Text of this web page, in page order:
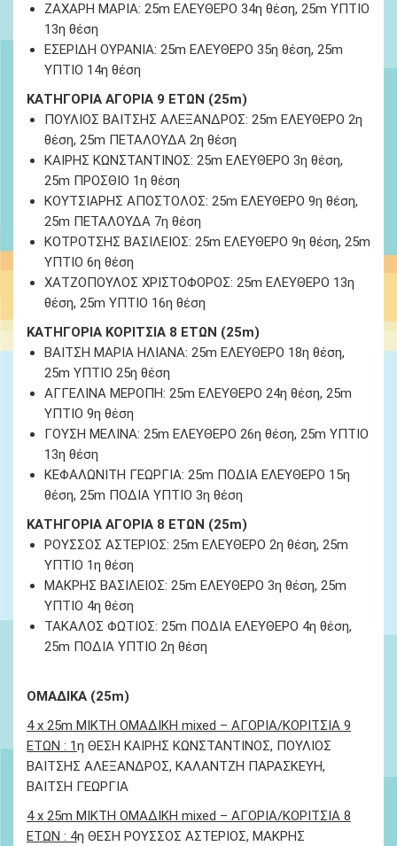
ΖΑΧΑΡΗ ΜΑΡΙΑ: 25m ΕΛΕΥΘΕΡΟ 34η θέση, 25m ΥΠΤΙΟ
13η θέση
ΕΣΕΡΙΔΗ ΟΥΡΑΝΙΑ: 25m ΕΛΕΥΘΕΡΟ 35η θέση, 25m
ΥΠΤΙΟ 14η θέση
ΚΑΤΗΓΟΡΙΑ ΑΓΟΡΙΑ 9 ΕΤΩΝ (25m)
ΠΟΥΛΙΟΣ ΒΑΙΤΣΗΣ ΑΛΕΞΑΝΔΡΟΣ: 25m ΕΛΕΥΘΕΡΟ 2η
θέση, 25m ΠΕΤΑΛΟΥΔΑ 2η θέση
ΚΑΙΡΗΣ ΚΩΝΣΤΑΝΤΙΝΟΣ: 25m ΕΛΕΥΘΕΡΟ 3η θέση,
25m ΠΡΟΣΘΙΟ 1η θέση
ΚΟΥΤΣΙΑΡΗΣ ΑΠΟΣΤΟΛΟΣ: 25m ΕΛΕΥΘΕΡΟ 9η θέση,
25m ΠΕΤΑΛΟΥΔΑ 7η θέση
ΚΟΤΡΟΤΣΗΣ ΒΑΣΙΛΕΙΟΣ: 25m ΕΛΕΥΘΕΡΟ 9η θέση, 25m
ΥΠΤΙΟ 6η θέση
ΧΑΤΖΟΠΟΥΛΟΣ ΧΡΙΣΤΟΦΟΡΟΣ: 25m ΕΛΕΥΘΕΡΟ 13η
θέση, 25m ΥΠΤΙΟ 16η θέση
ΚΑΤΗΓΟΡΙΑ ΚΟΡΙΤΣΙΑ 8 ΕΤΩΝ (25m)
ΒΑΙΤΣΗ ΜΑΡΙΑ ΗΛΙΑΝΑ: 25m ΕΛΕΥΘΕΡΟ 18η θέση,
25m ΥΠΤΙΟ 25η θέση
ΑΓΓΕΛΙΝΑ ΜΕΡΟΠΗ: 25m ΕΛΕΥΘΕΡΟ 24η θέση, 25m
ΥΠΤΙΟ 9η θέση
ΓΟΥΣΗ ΜΕΛΙΝΑ: 25m ΕΛΕΥΘΕΡΟ 26η θέση, 25m ΥΠΤΙΟ
13η θέση
ΚΕΦΑΛΩΝΙΤΗ ΓΕΩΡΓΙΑ: 25m ΠΟΔΙΑ ΕΛΕΥΘΕΡΟ 15η
θέση, 25m ΠΟΔΙΑ ΥΠΤΙΟ 3η θέση
ΚΑΤΗΓΟΡΙΑ ΑΓΟΡΙΑ 8 ΕΤΩΝ (25m)
ΡΟΥΣΣΟΣ ΑΣΤΕΡΙΟΣ: 25m ΕΛΕΥΘΕΡΟ 2η θέση, 25m
ΥΠΤΙΟ 1η θέση
ΜΑΚΡΗΣ ΒΑΣΙΛΕΙΟΣ: 25m ΕΛΕΥΘΕΡΟ 3η θέση, 25m
ΥΠΤΙΟ 4η θέση
ΤΑΚΑΛΟΣ ΦΩΤΙΟΣ: 25m ΠΟΔΙΑ ΕΛΕΥΘΕΡΟ 4η θέση,
25m ΠΟΔΙΑ ΥΠΤΙΟ 2η θέση
ΟΜΑΔΙΚΑ (25m)
4 x 25m ΜΙΚΤΗ ΟΜΑΔΙΚΗ mixed – ΑΓΟΡΙΑ/ΚΟΡΙΤΣΙΑ 9
ΕΤΩΝ : 1η ΘΕΣΗ ΚΑΙΡΗΣ ΚΩΝΣΤΑΝΤΙΝΟΣ, ΠΟΥΛΙΟΣ
ΒΑΙΤΣΗΣ ΑΛΕΞΑΝΔΡΟΣ, ΚΑΛΑΝΤΖΗ ΠΑΡΑΣΚΕΥΗ,
ΒΑΙΤΣΗ ΓΕΩΡΓΙΑ
4 x 25m ΜΙΚΤΗ ΟΜΑΔΙΚΗ mixed – ΑΓΟΡΙΑ/ΚΟΡΙΤΣΙΑ 8
ΕΤΩΝ : 4η ΘΕΣΗ ΡΟΥΣΣΟΣ ΑΣΤΕΡΙΟΣ, ΜΑΚΡΗΣ